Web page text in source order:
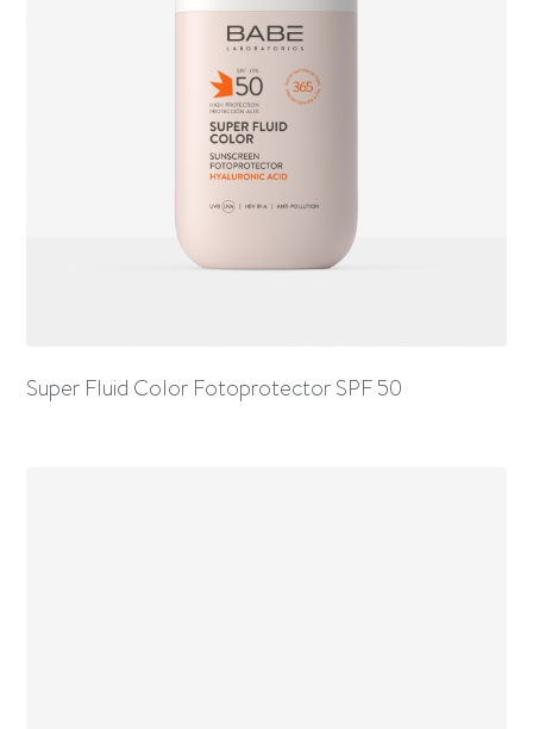
Super Fluid Color Fotoprotector SPF 50